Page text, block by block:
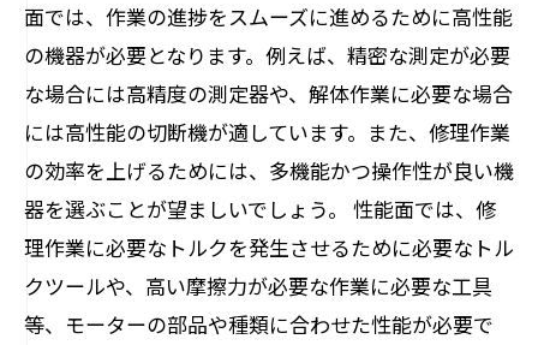
面では、作業の進捗をスムーズに進めるために高性能
の機器が必要となります。例えば、精密な測定が必要
な場合には高精度の測定器や、解体作業に必要な場合
には高性能の切断機が適しています。また、修理作業
の効率を上げるためには、多機能かつ操作性が良い機
器を選ぶことが望ましいでしょう。 性能面では、修
理作業に必要なトルクを発生させるために必要なトル
クツールや、高い摩擦力が必要な作業に必要な工具
等、モーターの部品や種類に合わせた性能が必要で